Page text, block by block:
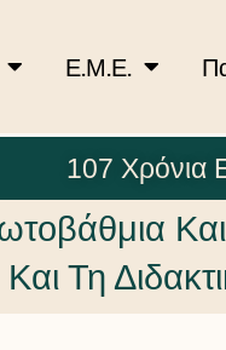
Ε.Μ.Ε.
107 Χρόνια
Τη